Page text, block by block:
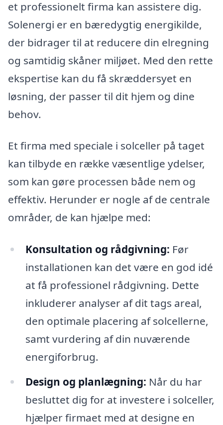
et professionelt firma kan assistere dig.
Solenergi er en bæredygtig energikilde,
der bidrager til at reducere din elregning
og samtidig skåner miljøet. Med den rette
ekspertise kan du få skræddersyet en
løsning, der passer til dit hjem og dine
behov.
Et firma med speciale i solceller på taget
kan tilbyde en række væsentlige ydelser,
som kan gøre processen både nem og
effektiv. Herunder er nogle af de centrale
områder, de kan hjælpe med:
Konsultation og rådgivning: Før
installationen kan det være en god idé
at få professionel rådgivning. Dette
inkluderer analyser af dit tags areal,
den optimale placering af solcellerne,
samt vurdering af din nuværende
energiforbrug.
Design og planlægning: Når du har
besluttet dig for at investere i solceller,
hjælper firmaet med at designe en